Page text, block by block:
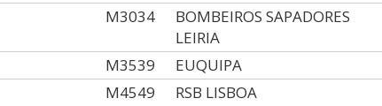
M3034
BOMBEIROS SAPADORES
LEIRIA
M3539 EUQUIPA
M4549 RSB LISBOA